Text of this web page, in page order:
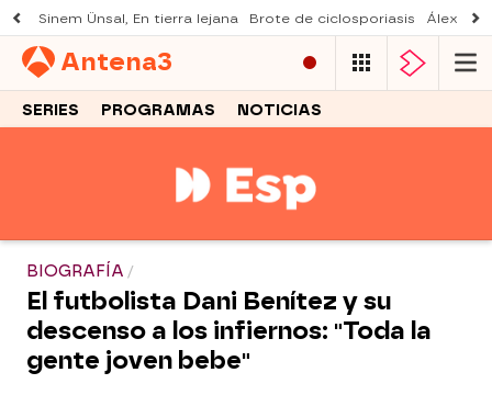
Sinem Ünsal, En tierra lejana Brote de ciclosporiasis Álex
Antena3
SERIES PROGRAMAS NOTICIAS
BIOGRAFÍA
El futbolista Dani Benítez y su
descenso a los infiernos: "Toda la
gente joven bebe"